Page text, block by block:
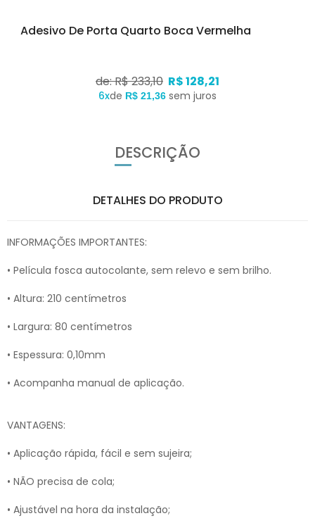
Adesivo De Porta Quarto Boca Vermelha
de: R$ 233,10 R$ 128,21
6xde R$ 21,36 sem juros
DESCRIÇÃO
DETALHES DO PRODUTO
INFORMAÇÕES IMPORTANTES:
• Película fosca autocolante, sem relevo e sem brilho.
• Altura: 210 centímetros
• Largura: 80 centímetros
• Espessura: 0,10mm
• Acompanha manual de aplicação.
VANTAGENS:
• Aplicação rápida, fácil e sem sujeira;
• NÃO precisa de cola;
• Ajustável na hora da instalação;